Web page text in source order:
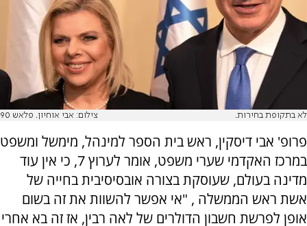
לא בתקופת בחירות. צילום: אבי אוחיון. פלאש 90
פרופ' אבי דיסקין, ראש בית הספר למינהל, מימשל ומשפט
במרכז האקדמי שערי משפט, אומר לערוץ 7, כי אין עוד
מדינה בעולם, שעוסקת בצורה אובסיסיבית בחייה של
אשת ראש הממשלה , "אי אפשר להשוות את זה בשום
אופן לפרשת חשבון הדולרים של לאה רבין, אז זה בא אחרי